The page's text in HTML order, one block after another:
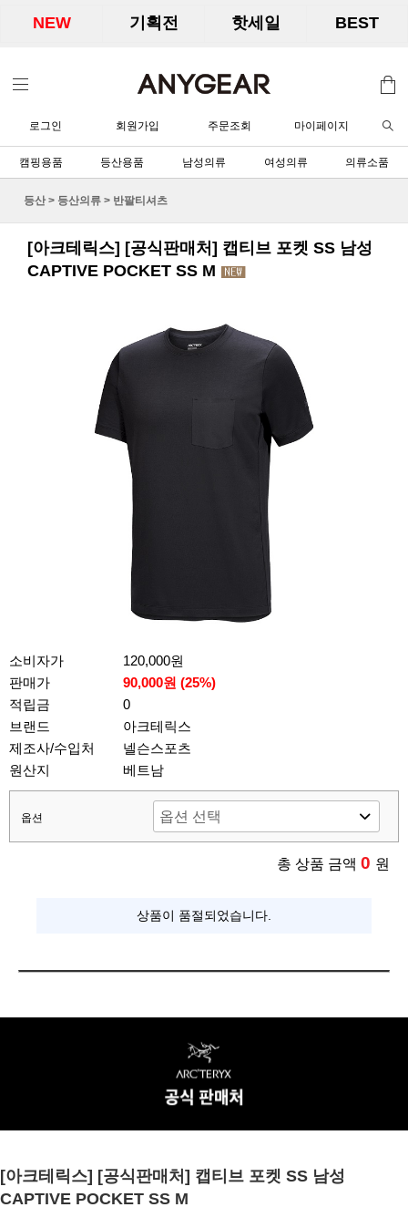
NEW 기획전 핫세일 BEST
로그인 회원가입 주문조회 마이페이지
캠핑용품 등산용품 남성의류 여성의류 의류소품
등산 > 등산의류 > 반팔티셔츠
[아크테릭스] [공식판매처] 캡티브 포켓 SS 남성
CAPTIVE POCKET SS M
소비자가
120,000원
판매가
90,000원 (25%)
적립금
0
브랜드
아크테릭스
제조사/수입처
넬슨스포츠
원산지
베트남
옵션
총 상품 금액 0 원
상품이 품절되었습니다.
[아크테릭스] [공식판매처] 캡티브 포켓 SS 남성
CAPTIVE POCKET SS M